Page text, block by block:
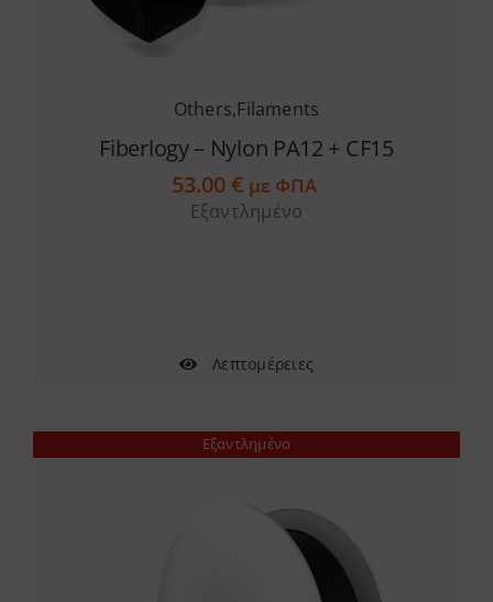
Others,Filaments
Fiberlogy – Nylon PA12 + CF15
53.00€ με ΦΠΑ
Εξαντλημένο
Λεπτομέρειες
Εξαντλημένο